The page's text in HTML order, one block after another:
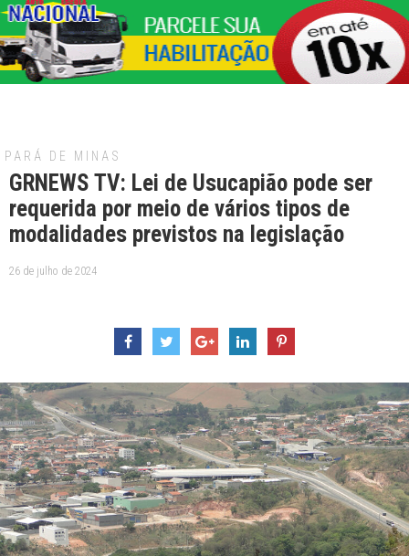
PARÁ DE MINAS
GRNEWS TV: Lei de Usucapião pode ser
requerida por meio de vários tipos de
modalidades previstos na legislação
26 de julho de 2024